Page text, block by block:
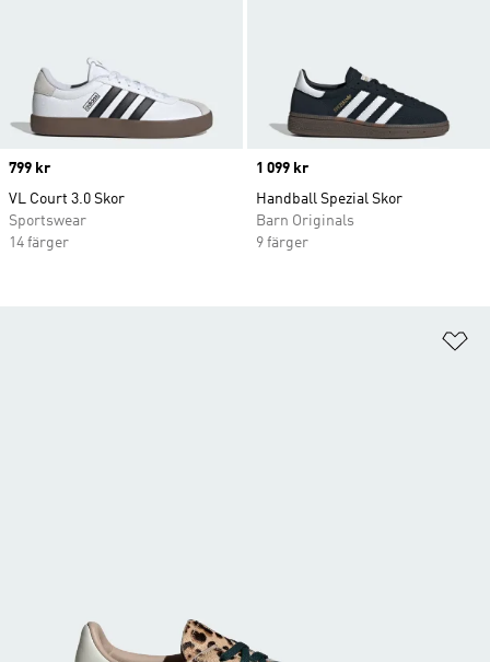
Price
799 kr
VL Court 3.0 Skor
Sportswear
14 färger
Price
1 099 kr
Handball Spezial Skor
Barn Originals
9 färger